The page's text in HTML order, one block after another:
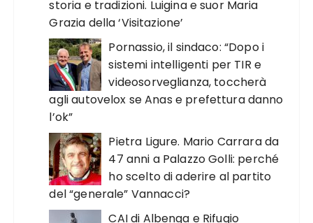
storia e tradizioni. Luigina e suor Maria
Grazia della ‘Visitazione’
Pornassio, il sindaco: “Dopo i
sistemi intelligenti per TIR e
videosorveglianza, toccherà
agli autovelox se Anas e prefettura danno
l’ok”
Pietra Ligure. Mario Carrara da
47 anni a Palazzo Golli: perché
ho scelto di aderire al partito
del “generale” Vannacci?
CAI di Albenga e Rifugio